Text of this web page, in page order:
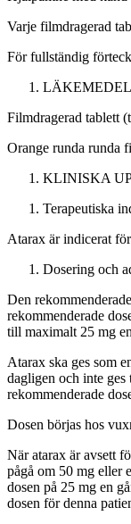
Varje filmdragerad
För fullständig
Filmdragerad tablett
Orange runda runda
KLINISKA
Terapeutiska
Atarax är indicerat
Dosering och
Den
rekommenderade
till maximalt 25 mg
Atarax ska ges som
dagligen och inte
rekommenderade
Dosen börjas hos
När atarax är avsett
pågå om 50 mg eller
dosen på 25 mg en
dosen för denna